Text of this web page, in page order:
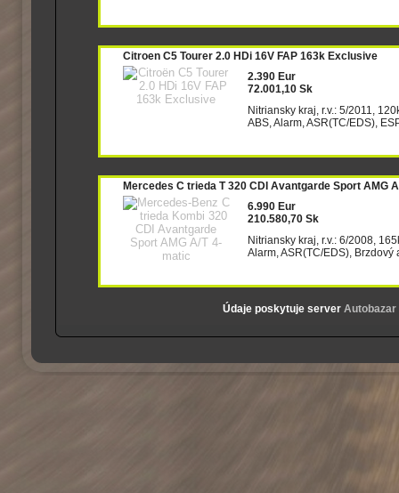
Citroen C5 Tourer 2.0 HDi 16V FAP 163k Exclusive
2.390 Eur
72.001,10 Sk
Nitriansky kraj, r.v.: 5/2011,
ABS, Alarm, ASR(TC/EDS),
Mercedes C trieda T 320 CDI Avantgarde Sport AMG
6.990 Eur
210.580,70 Sk
Nitriansky kraj, r.v.: 6/2008,
Alarm, ASR(TC/EDS), Brzdový
Údaje poskytuje server Autobazar